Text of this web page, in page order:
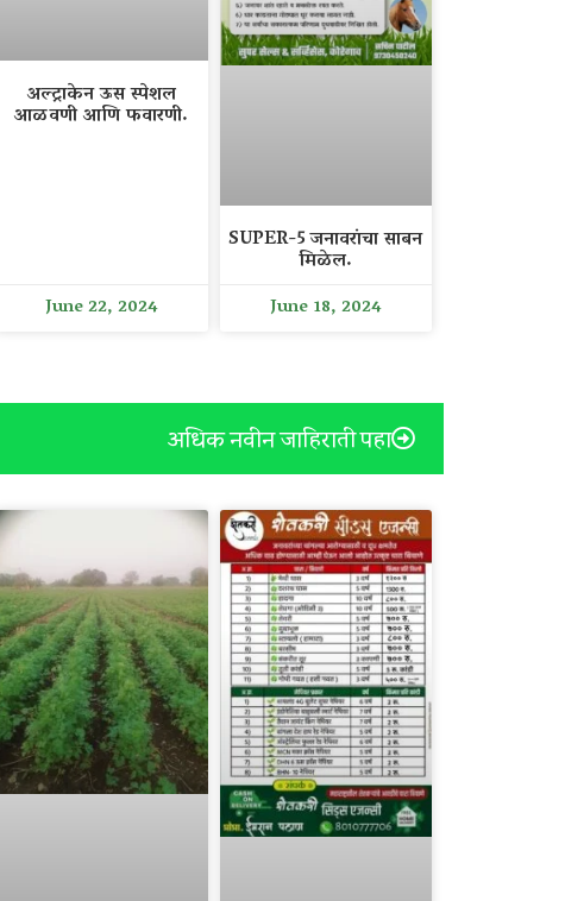
अल्ट्राकेन ऊस स्पेशल
आळवणी आणि फवारणी.
June 22, 2024
SUPER-5 जनावरांचा साबन
मिळेल.
June 18, 2024
अधिक नवीन जाहिराती पहा